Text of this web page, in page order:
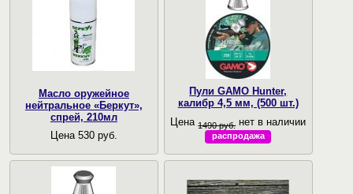
Масло оружейное
нейтральное «Беркут»,
спрей, 210мл
Цена 530 руб.
Пули GAMO Hunter,
калибр 4,5 мм, (500 шт.)
Цена 1490 руб. нет в наличии
распродажа